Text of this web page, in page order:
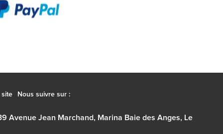
site Nous suivre sur :
Avenue Jean Marchand, Marina Baie des Anges, Le